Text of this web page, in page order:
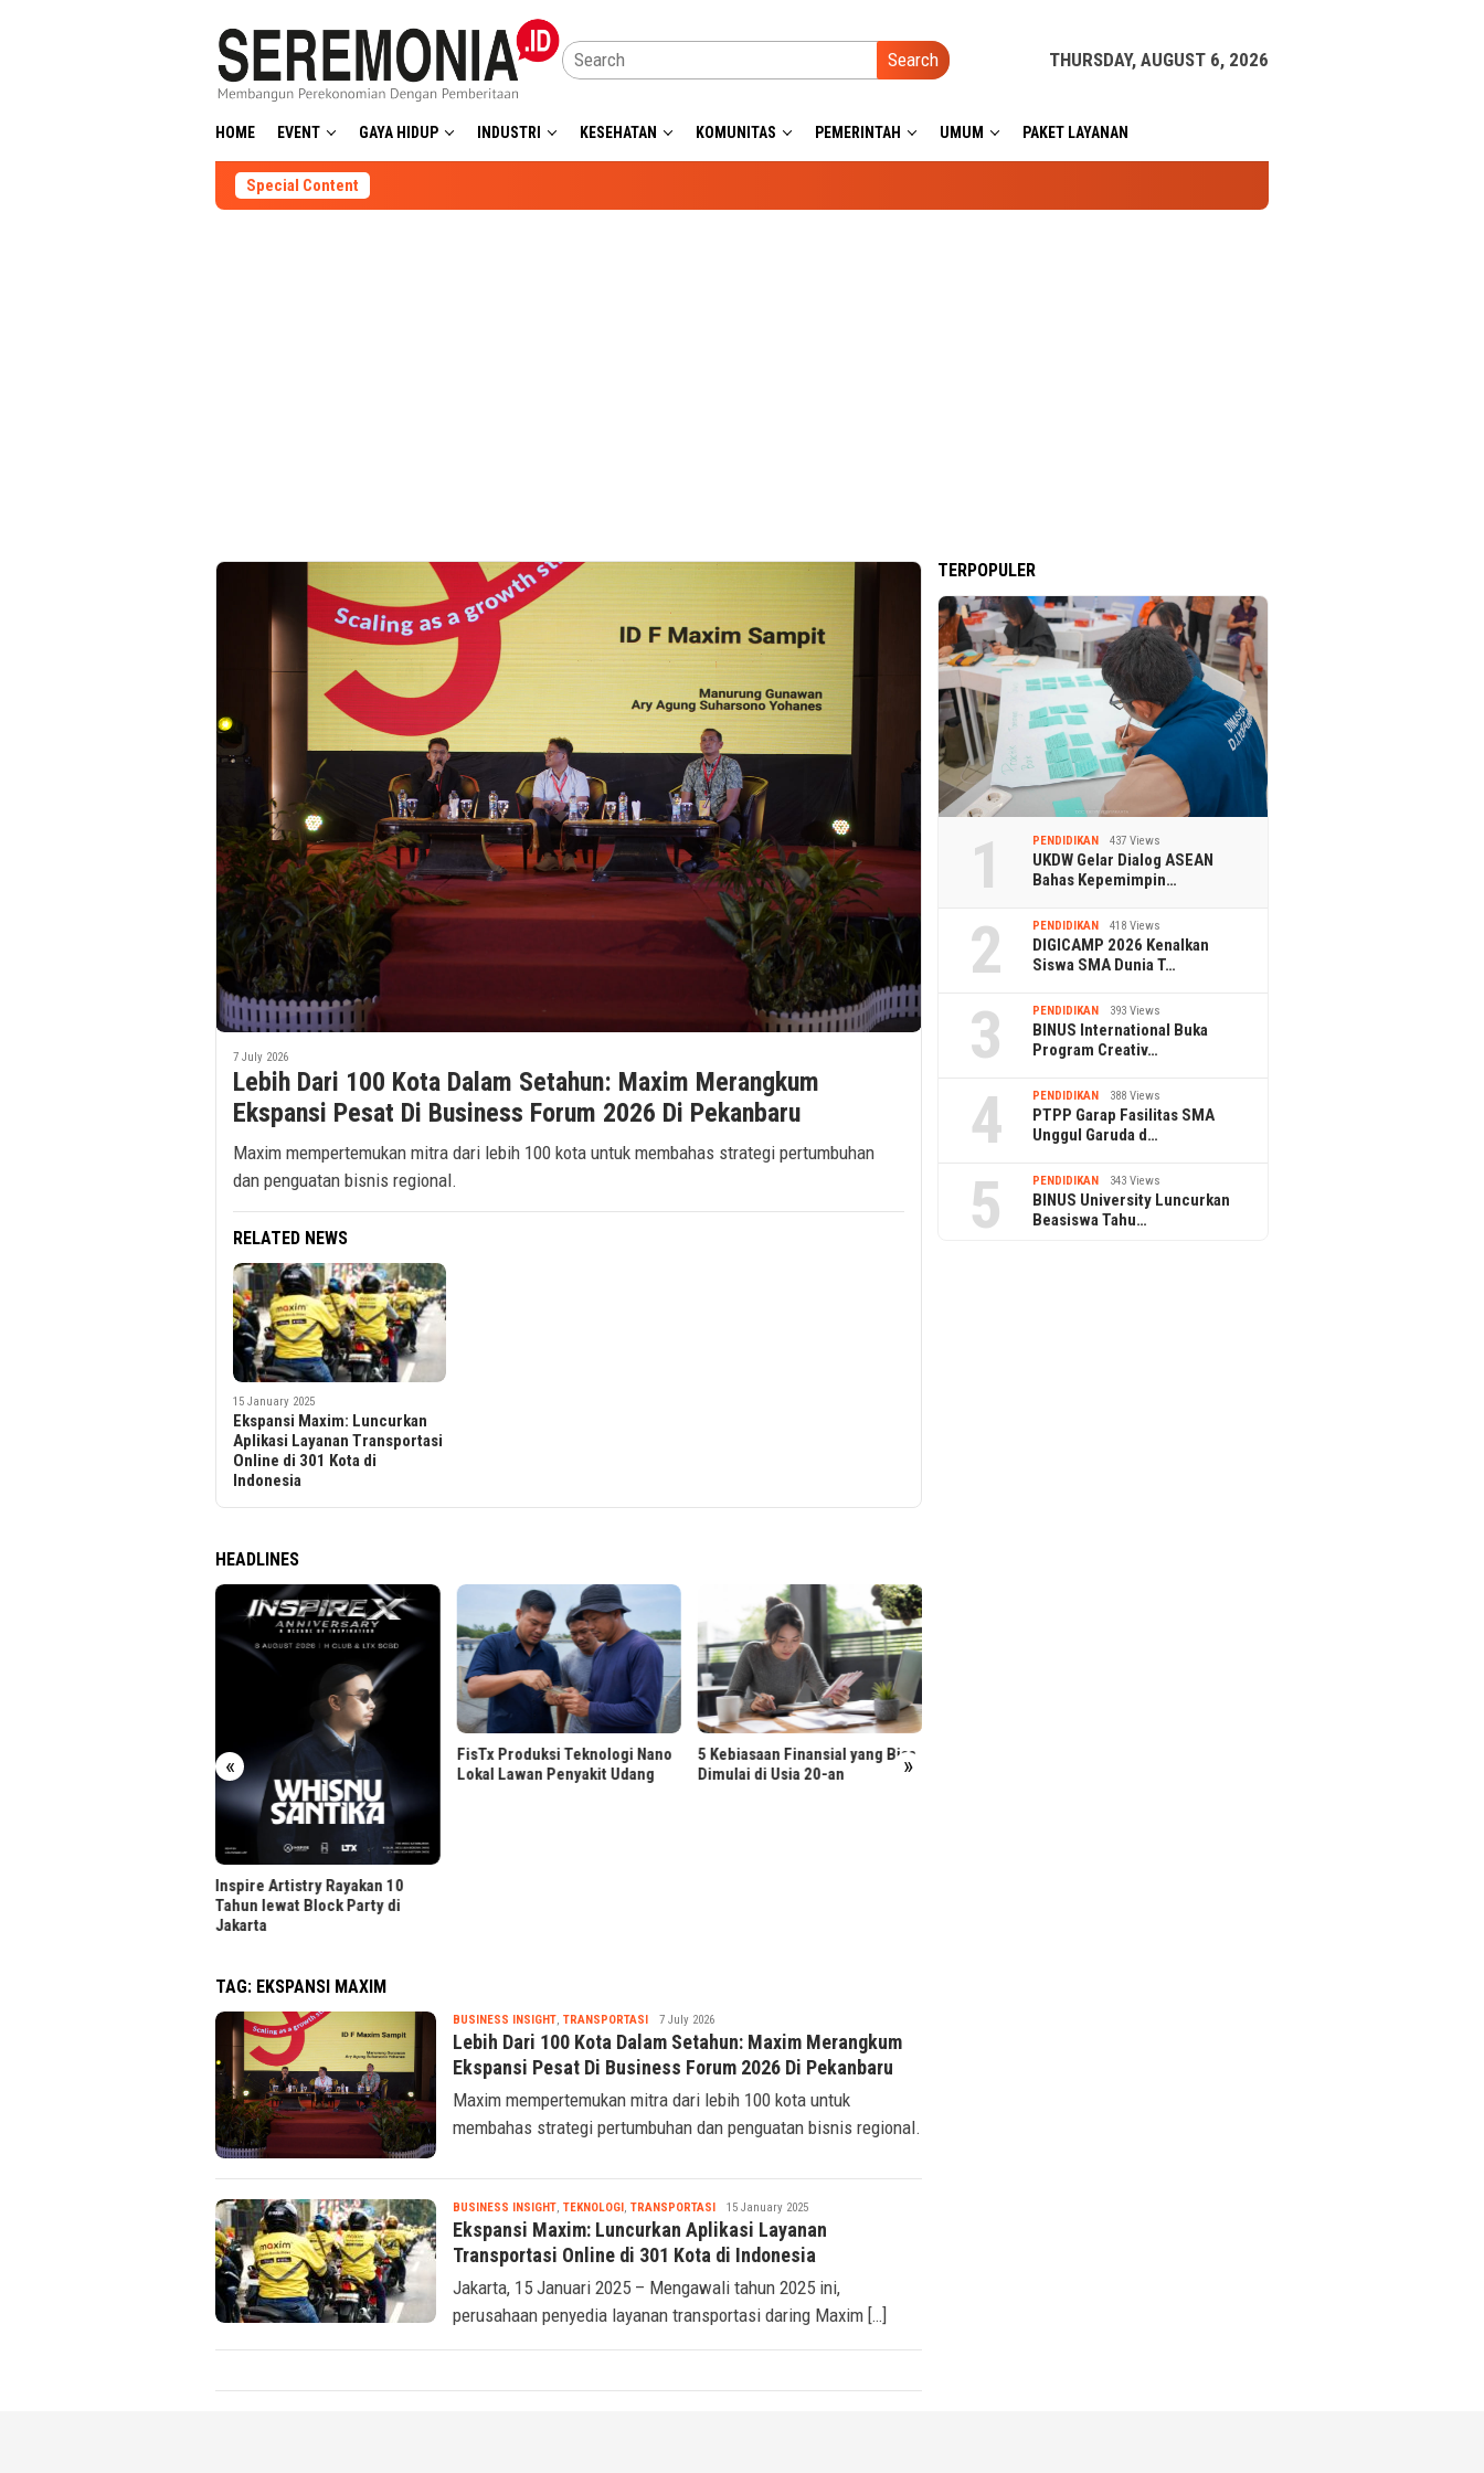
Search THURSDAY, AUGUST 6, 2026
HOME EVENT GAYA HIDUP INDUSTRI KESEHATAN KOMUNITAS PEMERINTAH UMUM PAKET LAYANAN
Special Content
7 July 2026
Lebih Dari 100 Kota Dalam Setahun: Maxim Merangkum
Ekspansi Pesat Di Business Forum 2026 Di Pekanbaru
Maxim mempertemukan mitra dari lebih 100 kota untuk membahas strategi pertumbuhan
dan penguatan bisnis regional.
RELATED NEWS
15 January 2025
Ekspansi Maxim: Luncurkan
Aplikasi Layanan Transportasi
Online di 301 Kota di
Indonesia
HEADLINES
«
Inspire Artistry Rayakan 10
Tahun lewat Block Party di
FisTx Produksi Teknologi Nano
Lokal Lawan Penyakit Udang
5 Kebiasaan Finansial yang Bisa
Dimulai di Usia 20-an
KAI Daop 2 Bandung Hentikan
Sementara KA Usai Gempa
Pangandaran
BUSINESS INSIGHT,TRANSPORTASI Tsaqif
Ridwan
7 July 2026
Lebih Dari 100 Kota Dalam Setahun: Maxim Merangkum
Ekspansi Pesat Di Business Forum 2026 Di Pekanbaru
Maxim mempertemukan mitra dari lebih 100 kota untuk
membahas strategi pertumbuhan dan penguatan bisnis regional.
TERPOPULER
1 PENDIDIKAN 437 Views
UKDW Gelar Dialog ASEAN
Bahas Kepemimpin…
2 PENDIDIKAN 418 Views
DIGICAMP 2026 Kenalkan
Siswa SMA Dunia T…
3 PENDIDIKAN 393 Views
BINUS International Buka
Program Creativ…
4 PENDIDIKAN 388 Views
PTPP Garap Fasilitas SMA
Unggul Garuda d…
5 PENDIDIKAN 343 Views
BINUS University Luncurkan
Beasiswa Tahu…